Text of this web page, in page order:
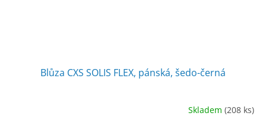
Blůza CXS SOLIS FLEX, pánská, šedo-černá
Skladem (208 ks)